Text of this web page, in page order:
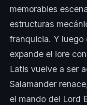
memorables
estructuras
franquicia. Y luego
expande el lore
Latis vuelve a ser
Salamander
el mando del Lord